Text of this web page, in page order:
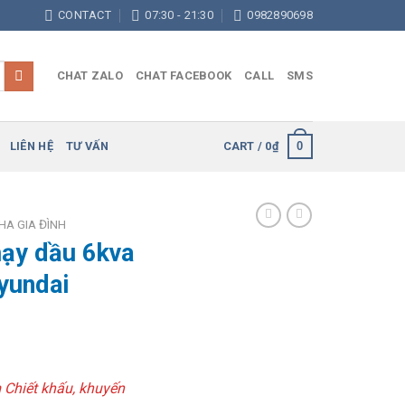
CONTACT 07:30 - 21:30 0982890698
CHAT ZALO CHAT FACEBOOK CALL SMS
LIÊN HỆ TƯ VẤN CART / 0₫ 0
GIA ĐÌNH
dầu 6kva
khấu, khuyến